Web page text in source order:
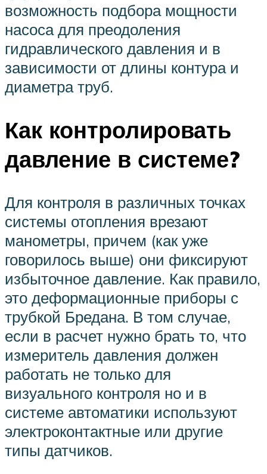
возможность подбора мощности
насоса для преодоления
гидравлического давления и в
зависимости от длины контура и
диаметра труб.
Как контролировать
давление в системе?
Для контроля в различных точках
системы отопления врезают
манометры, причем (как уже
говорилось выше) они фиксируют
избыточное давление. Как правило,
это деформационные приборы с
трубкой Бредана. В том случае,
если в расчет нужно брать то, что
измеритель давления должен
работать не только для
визуального контроля но и в
системе автоматики используют
электроконтактные или другие
типы датчиков.